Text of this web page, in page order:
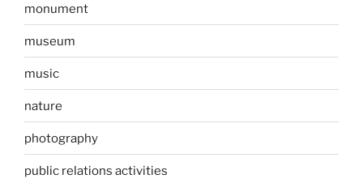
monument
museum
music
nature
photography
public relations activities